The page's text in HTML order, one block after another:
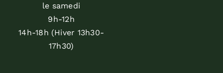
le samedi
9h-12h
14h-18h (Hiver 13h30-
17h30)